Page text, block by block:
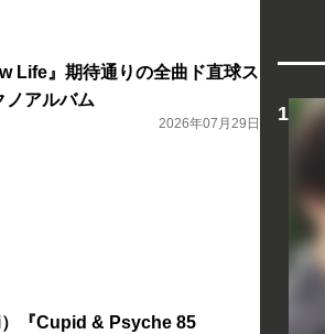
Life』期待通りの全曲ド直球ス
ノアルバム
2026年07月29日
『Cupid & Psyche 85